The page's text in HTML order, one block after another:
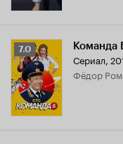
Рейтинг
Кинопоиска
7.0
7.0 Команда
Сериал,
Фёдор